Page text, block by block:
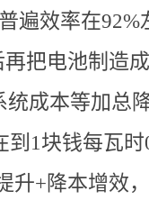
遍效率在92%
把电池制造
统成本等加总
到1块钱每瓦时
升+降本增效